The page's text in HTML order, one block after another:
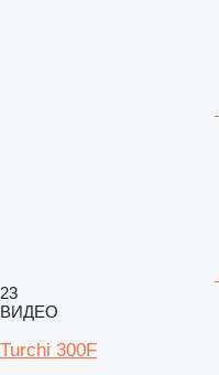
23
ВИДЕО
Turchi 300F